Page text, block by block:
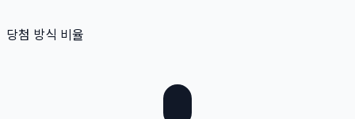
당첨 방식 비율